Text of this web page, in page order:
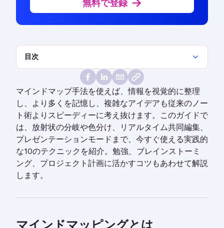
無料で登録
目次
マインドマップ手法を使えば、情報を視覚的に整理
し、より多くを記憶し、複雑なアイデアも従来のノー
ト術よりスピーディーに考え抜けます。このガイドで
は、放射状の分岐や色分け、リアルタイム共同編集、
プレゼンテーションモードまで、今すぐ使える実践的
な10のテクニックを紹介。勉強、ブレインストーミ
ング、プロジェクト計画に活かすコツもあわせて解説
します。
マインドマッピングとは